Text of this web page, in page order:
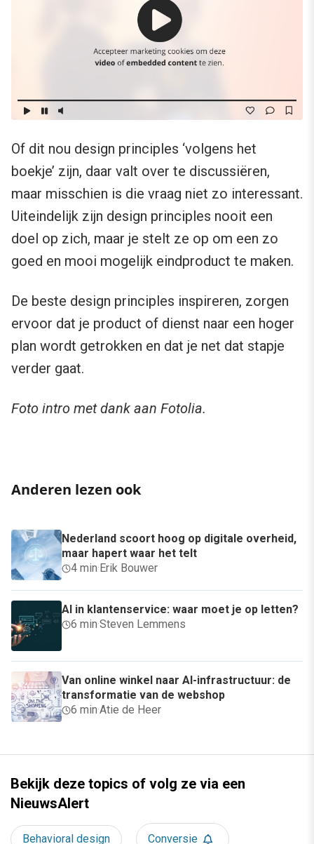
Of dit nou design principles ‘volgens het
boekje’ zijn, daar valt over te discussiëren,
maar misschien is die vraag niet zo interessant.
Uiteindelijk zijn design principles nooit een
doel op zich, maar je stelt ze op om een zo
goed en mooi mogelijk eindproduct te maken.
De beste design principles inspireren, zorgen
ervoor dat je product of dienst naar een hoger
plan wordt getrokken en dat je net dat stapje
verder gaat.
Foto intro met dank aan Fotolia.
Anderen lezen ook
Nederland scoort hoog op digitale overheid,
maar hapert waar het telt
4 min· Erik Bouwer
AI in klantenservice: waar moet je op letten?
6 min·Steven Lemmens
Van online winkel naar AI-infrastructuur: de
transformatie van de webshop
6 min·Atie de Heer
Bekijk deze topics of volg ze via een
NieuwsAlert
Behavioral design Conversie